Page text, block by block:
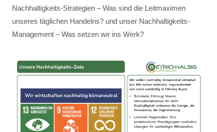
Nachhaltigkeits-Strategien – Was sind die Leitmaximen
unseres täglichen Handelns? und unser Nachhaltigkeits-
Management – Was setzen wir ins Werk?